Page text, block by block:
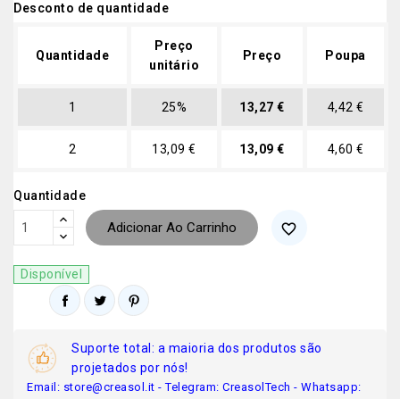
Desconto de quantidade
Quantidade
Preço
unitário
Preço Poupa
1 25% 13,27 € 4,42 €
2 13,09 € 13,09 € 4,60 €
Quantidade
Adicionar Ao Carrinho favorite_border
Disponível
Suporte total: a maioria dos produtos são
projetados por nós!
Email: store@creasol.it - Telegram: CreasolTech - Whatsapp: